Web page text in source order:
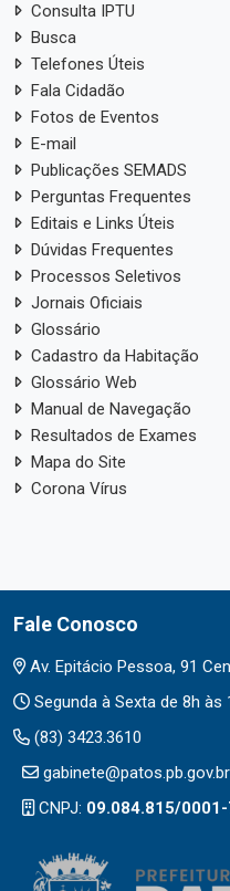
Consulta IPTU
Busca
Telefones Úteis
Fala Cidadão
Fotos de Eventos
E-mail
Publicações SEMADS
Perguntas Frequentes
Editais e Links Úteis
Dúvidas Frequentes
Processos Seletivos
Jornais Oficiais
Glossário
Cadastro da Habitação
Glossário Web
Manual de Navegação
Resultados de Exames
Mapa do Site
Corona Vírus
Fale Conosco
Av. Epitácio Pessoa, 91
Segunda à Sexta de 8h às
(83) 3423.3610
gabinete@patos.pb.gov.br
CNPJ: 09.084.815/